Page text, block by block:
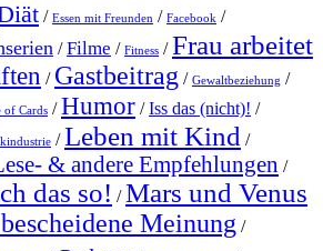
/ Essen mit Freunden / Facebook /
/Filme / Fitness /Frau arbeitet
/ Gastbeitrag / Gewaltbeziehung /
of Cards /Humor /Iss das (nicht)! /
/Leben mit Kind /
& andere Empfehlungen /
das so! /Mars und Venus
Meinung /